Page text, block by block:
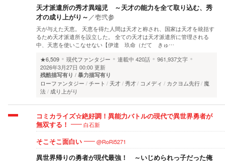
天才派遣所の秀才異端児 ～天才の能力を全て取り込む、秀
才の成り上がり～ ／壱弐参
天が与えた天恵。 天恵を得た人間は天才と称され、国家は天才を統括す
るため天才派遣所を設立した。 全ての天才は天才派遣所に管理される
中、天恵を使いこなせない【伊達 玖命（だて きゅ…
★6,509
現代ファンタジー 連載中 420話
961,937文字
2026年3月27日 00:00 更新
残酷描写有り 暴力描写有り
ローファンタジー チート 天才 秀才 コメディ カクヨム先行 魔
法
成り上がり
コミカライズ☆絶好調！異能力バトルの現代で異世界勇者が
無双する！
白石新
そこそこ面白い @RoRi5271
異世界帰りの勇者が現代最強！ ～いじめられっ子だった俺